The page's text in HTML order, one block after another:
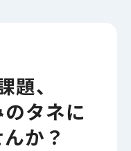
題、
タネに
か？